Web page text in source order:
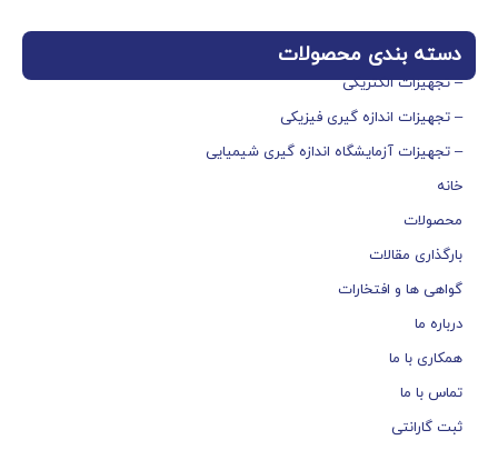
دسته بندی محصولات
– تجهیزات الکتریکی
– تجهیزات اندازه گیری فیزیکی
– تجهیزات آزمایشگاه اندازه گیری شیمیایی
خانه
محصولات
بارگذاری مقالات
گواهی ها و افتخارات
درباره ما
همکاری با ما
تماس با ما
ثبت گارانتی